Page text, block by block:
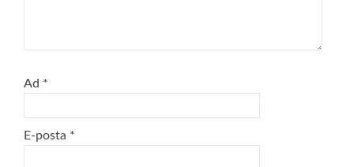
Ad *
E-posta *